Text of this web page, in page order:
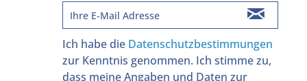
Ich habe die Datenschutzbestimmungen
zur Kenntnis genommen. Ich stimme zu,
dass meine Angaben und Daten zur